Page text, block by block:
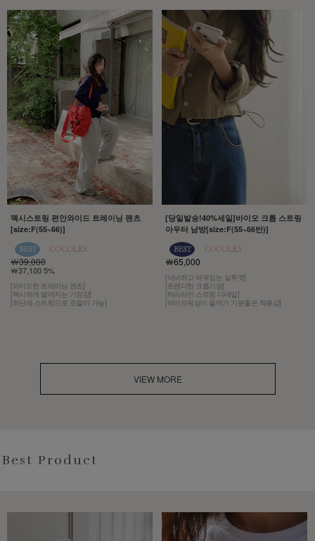
맥시스트링 편안와이드 트레이닝 팬츠
[size:F(55~66)]
￦39,000
￦37,100 5%
[와이드한 트레이닝 팬츠]
[맥시하게 떨어지는 기장감]
[하단에 스트링으로 조절이 가능]
[당일발송!40%세일]바이오 크롭 스트링
아우터 남방[size:F(55~66반)]
￦65,000
[넉넉하고 여유있는 실루엣]
[트렌디한 크롭기장]
[허리라인 스트링 디테일]
[바이오워싱이 들어가 기분좋은 착용감]
VIEW MORE
Best Product